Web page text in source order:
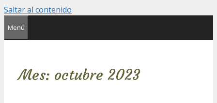
Saltar al contenido
Menú
Mes: octubre 2023